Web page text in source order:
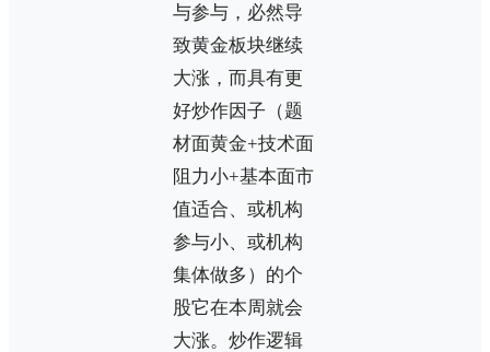
与参与，必然导
致黄金板块继续
大涨，而具有更
好炒作因子（题
材面黄金+技术面
阻力小+基本面市
值适合、或机构
参与小、或机构
集体做多）的个
股它在本周就会
大涨。炒作逻辑